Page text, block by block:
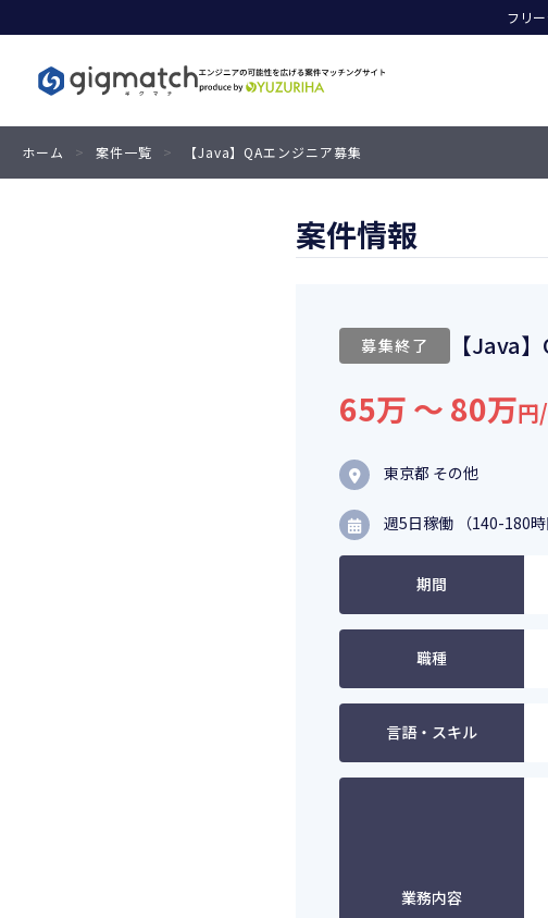
フリ
ホーム > 案件一覧 > 【Java】QAエンジニア募集
案件情報
募集終了 【Java
65万 〜 80万円
東京都 その他
週5日稼働 （140-180時
期間
職種
言語・スキル
業務内容